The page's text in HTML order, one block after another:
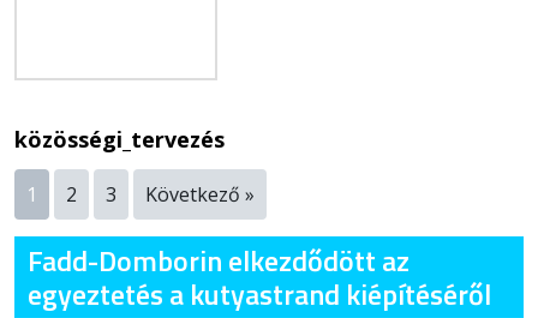
közösségi_tervezés
1 2 3 Következő »
Fadd-Domborin elkezdődött az
egyeztetés a kutyastrand kiépítéséről